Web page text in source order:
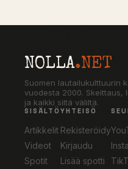
NOLLA.NET
Suomen lautailukulttuurin
vuodesta 2000. Skeittaus,
ja kaikki siltä väliltä.
SISÄLTÖ
Artikkelit
Videot
Spotit
YHTEISÖ
Rekisteröidy
Kirjaudu
Lisää spotti